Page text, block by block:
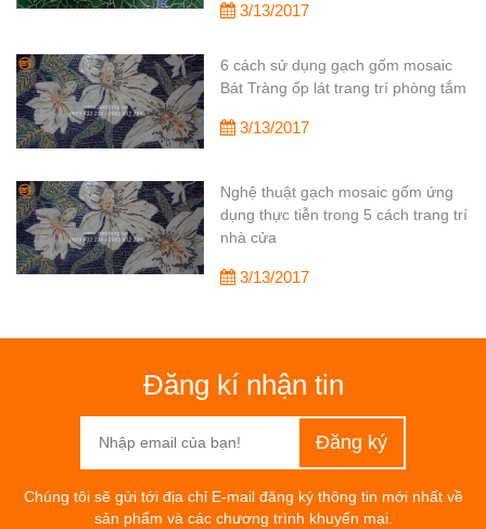
3/13/2017
6 cách sử dụng gạch gốm mosaic
Bát Tràng ốp lát trang trí phòng tắm
3/13/2017
Nghệ thuật gạch mosaic gốm ứng
dụng thực tiễn trong 5 cách trang trí
nhà cửa
3/13/2017
Đăng kí nhận tin
Chúng tôi sẽ gửi tới địa chỉ E-mail đăng ký thông tin mới nhất về
sản phẩm và các chương trình khuyến mại.